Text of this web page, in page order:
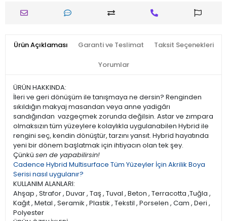
Ürün Açıklaması Garanti ve Teslimat Taksit Seçenekleri
Yorumlar
ÜRÜN HAKKINDA:
İleri ve geri dönüşüm ile tanışmaya ne dersin? Renginden
sıkıldığın makyaj masandan veya anne yadigârı
sandığından vazgeçmek zorunda değilsin. Astar ve zımpara
olmaksızın tüm yüzeylere kolaylıkla uygulanabilen Hybrid ile
rengini seç, kendin dönüştür, tarzını yansıt. Hybrid hayatında
yeni bir dönem başlatmak için ihtiyacın olan tek şey.
Çünkü sen de yapabilirsin!
Cadence Hybrid Multisurface Tüm Yüzeyler İçin Akrilik Boya
Serisi nasıl uygulanır?
KULLANIM ALANLARI:
Ahşap , Strafor , Duvar , Taş , Tuval , Beton , Terracotta ,Tuğla ,
Kağıt , Metal , Seramik , Plastik , Tekstil , Porselen , Cam , Deri ,
Polyester